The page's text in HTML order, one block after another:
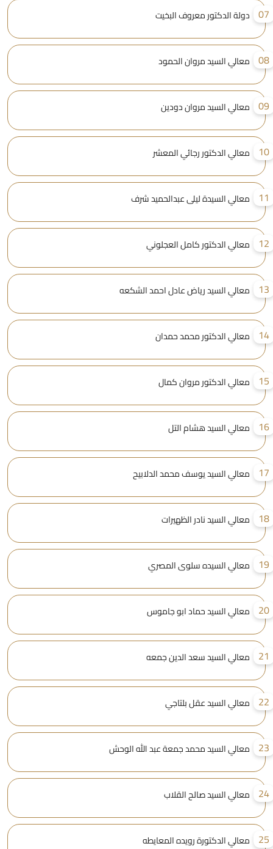
دولة الدكتور معروف البخيت
معالي السيد مروان الحمود
معالي السيد مروان دودين
معالي الدكتور رجائي المعشر
معالي السيدة ليلى عبدالحميد شرف
معالي الدكتور كامل العجلوني
معالي السيد رياض عادل احمد الشكعه
معالي الدكتور محمد حمدان
معالي الدكتور مروان كمال
معالي السيد هشام التل
معالي السيد يوسف محمد الدلابيح
معالي السيد نادر الظهيرات
معالي السيده سلوى المصري
معالي السيد حماد ابو جاموس
معالي السيد سعد الدين جمعه
معالي السيد عقل بلتاجي
معالي السيد محمد جمعة عبد الله الوحش
معالي السيد صالح القلاب
معالي الدكتورة رويده المعايطه